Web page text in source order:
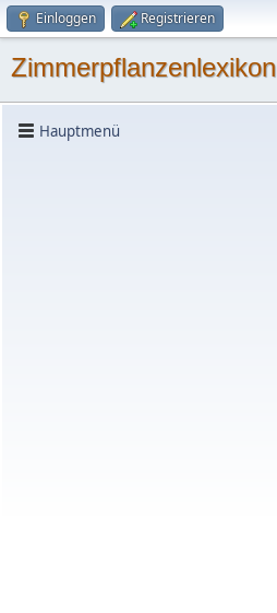
Einloggen Registrieren
Zimmerpflanzenlexikon
Hauptmenü